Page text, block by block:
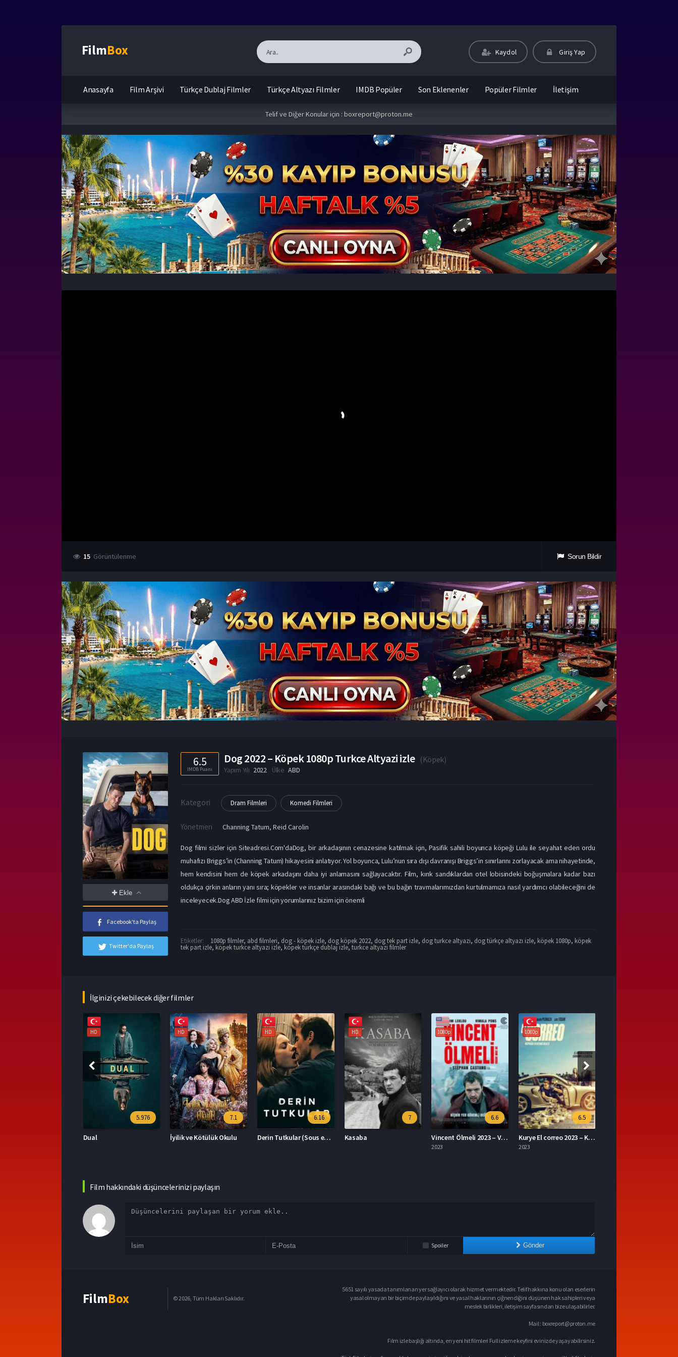
FilmBox Kaydol Giriş Yap
Anasayfa Film Arşivi Türkçe Dublaj Filmler Türkçe Altyazı Filmler IMDB Popüler Son Eklenenler Popüler Filmler İletişim
Telif ve Diğer Konular için : boxreport@proton.me
15 Görüntülenme Sorun Bildir
Ekle
Facebook'ta Paylaş
Twitter'da Paylaş
6.5
IMDB Puanı
Dog 2022 – Köpek 1080p Turkce Altyazi izle (Köpek)
Yapım Yılı 2022 Ülke ABD
Kategori Dram Filmleri Komedi Filmleri
Yönetmen Channing Tatum,Reid Carolin
Dog filmi sizler için Siteadresi.Com'daDog, bir arkadaşının cenazesine katılmak için, Pasifik sahili boyunca köpeği Lulu ile seyahat eden ordu
muhafızı Briggs’in (Channing Tatum) hikayesini anlatıyor. Yol boyunca, Lulu’nun sıra dışı davranışı Briggs’in sınırlarını zorlayacak ama nihayetinde,
hem kendisini hem de köpek arkadaşını daha iyi anlamasını sağlayacaktır. Film, kırık sandıklardan otel lobisindeki boğuşmalara kadar bazı
oldukça çirkin anların yanı sıra; köpekler ve insanlar arasındaki bağı ve bu bağın travmalarımızdan kurtulmamıza nasıl yardımcı olabileceğini de
inceleyecek.Dog ABD İzle filmi için yorumlarınız bizim için önemli
Etiketler: 1080p filmler, abd filmleri, dog - köpek izle, dog köpek 2022, dog tek part izle, dog turkce altyazi, dog türkçe altyazı izle, köpek 1080p, köpek
tek part izle, köpek turkce altyazi izle, köpek türkçe dublaj izle,turkce altyazi filmler
İlginizi çekebilecek diğer filmler
HD
7.1
İyilik ve Kötülük Okulu
HD
6.16
HD
7
Kasaba
1080p
6.6
1080p
6.5
Kurye El correo 2023 – Kurye 1080p Turkce Dublaj izle
2023
1080p
7.1
The Ministry of Ungentlemanly Warfare 2024 – Centilmen Olmayan Savaş Bakanlığı 1080p Turkce Dublaj izle
2024
Film hakkındaki düşüncelerinizi paylaşın
Spoiler Gönder
FilmBox © 2026, Tüm Hakları Saklıdır.
5651 sayılı yasada tanımlanan yer sağlayıcı olarak hizmet vermektedir. Telif hakkına konu olan eserlerin
yasal olmayan bir biçimde paylaşıldığını ve yasal haklarının çiğnendiğini düşünen hak sahipleri veya
meslek birlikleri, iletişim sayfasından bize ulaşabilirler.
Mail : boxreport@proton.me
Film izle başlığı altında, en yeni hit filmleri Full izleme keyfini evinizde yaşayabilirsiniz.